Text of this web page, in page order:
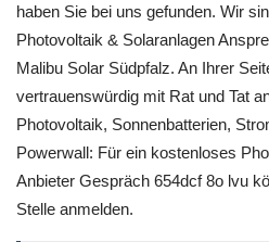
haben Sie bei uns gefunden. Wir
Photovoltaik & Solaranlagen
Malibu Solar Südpfalz. An Ihrer
vertrauenswürdig mit Rat und Tat
Photovoltaik, Sonnenbatterien,
Powerwall: Für ein kostenloses
Anbieter Gespräch 654dcf 8o lvu
Stelle anmelden.